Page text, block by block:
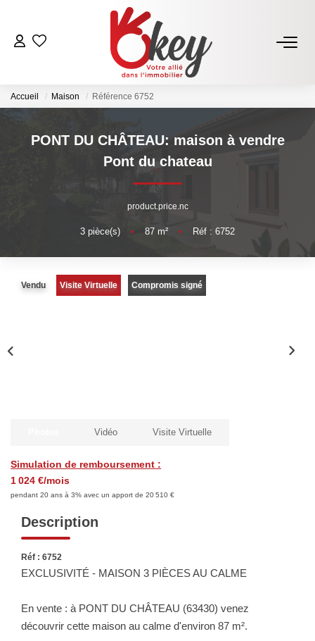
ACHETER
VENDRE
Estimer Mon Bien
Vendre Avec Okey
Combien D’acquéreurs Potentiels Pour Mon Bien ?
Dossier De Candidature
Accueil Maison Référence 6752
PONT DU CHÂTEAU: maison à vendre
Pont du chateau
product.price.nc
3 pièce(s) • 87 m² • Réf : 6752
Vendu Visite Virtuelle Compromis signé
Simulation de remboursement :
1 024 €/mois
pendant 20 ans à 3% avec un apport de 20 510 €
Vidéo Visite Virtuelle
Description
Réf : 6752
EXCLUSIVITÉ - MAISON 3 PIÈCES AU CALME
En vente : à PONT DU CHÂTEAU (63430) venez
découvrir cette maison au calme d'environ 87 m².